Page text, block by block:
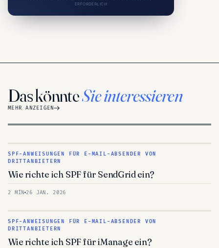
ERFORDERLICH
Das könnteSie interessieren
MEHR ANZEIGEN
SPF-ANWEISUNGEN FÜR E-MAIL-ABSENDER VON
DRITTANBIETERN
Wie richte ich SPF für SendGrid ein?
2 MÍN 26 JAN. 2026
SPF-ANWEISUNGEN FÜR E-MAIL-ABSENDER VON
DRITTANBIETERN
Wie richte ich SPF für iManage ein?